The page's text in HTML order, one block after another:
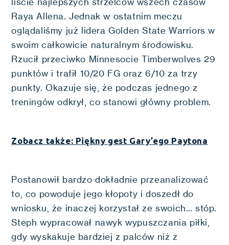
Raya Allena. Jednak w ostatnim meczu
oglądaliśmy już lidera Golden State Warriors w
swoim całkowicie naturalnym środowisku.
Rzucił przeciwko Minnesocie Timberwolves 29
punktów i trafił 10/20 FG oraz 6/10 za trzy
punkty. Okazuje się, że podczas jednego z
treningów odkrył, co stanowi główny problem.
Zobacz także: Piękny gest Gary’ego Paytona
Postanowił bardzo dokładnie przeanalizować
to, co powoduje jego kłopoty i doszedł do
wniosku, że inaczej korzystał ze swoich… stóp.
Steph wypracował nawyk wypuszczania piłki,
gdy wyskakuje bardziej z palców niż z